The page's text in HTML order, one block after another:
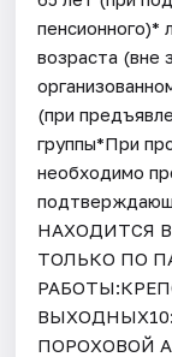
пенсионного)*
возраста (вне
(при
группы*При
необходимо
НАХОДИТСЯ
ТОЛЬКО ПО
ПОРОХОВОЙ